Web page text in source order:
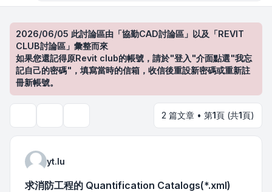
2026/06/05 此討論區由「協勤CAD討論區」以及「REVIT
CLUB討論區」彙整而來
如果您還記得原Revit club的帳號，請於"登入"介面點選"我忘
記自己的密碼"，填寫當時的信箱，收信後重設新密碼或重新註
冊新帳號。
2 篇文章 • 第1頁 (共1頁)
yt.lu
求消防工程的 Quantification Catalogs(*.xml)